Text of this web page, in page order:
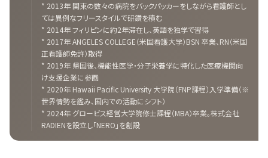
* 2013年 関東の数々の病院をバックパッカーをしながら看護師とし
ては異例なフリースタイルで研鑽を積む
* 2014年 フィリピンに約2年滞在し、英語を独学で習得
* 2017年 ANGELES COLLEGE（米国看護大学）BSN 卒業、RN（米国
正看護師免許）取得
* 2019年 帰国後、機能性医学・分子栄養学に特化した医療機関向
け支援企業に参画
* 2020年 Hawaii Pacific University 大学院（FNP課程）入学準備（※
世界情勢を鑑み、国内での活動にシフト）
* 2024年 グロービス経営大学院修士課程（MBA）卒業。株式会社
RADIENを設立し「NERO」を創設